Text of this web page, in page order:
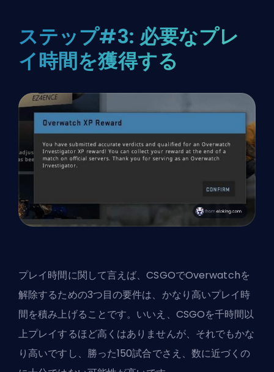
ステップ#3: 必要なプレ
イ時間を獲得する
プレイ時間に関して言えば、CSGOでOverwatchを
解除するための3つ目の要件は、かなり高いプレイ時
間を積み上げることです。いいえ、CSGOを千時間以
上プレイするほど高くはありませんが、それでもかな
り高いですし、勝った150試合でさえ、数に近づくの